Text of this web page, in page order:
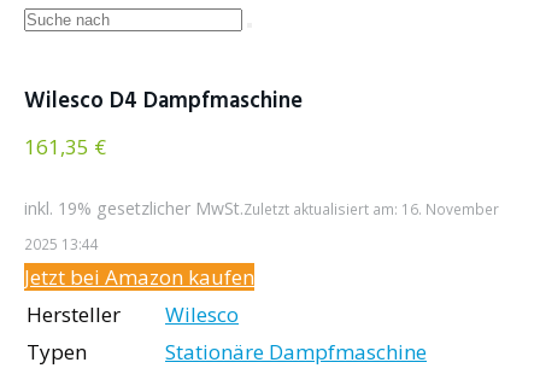
Wilesco D4 Dampfmaschine
161,35 €
inkl. 19% gesetzlicher MwSt.Zuletzt aktualisiert am: 16. November
2025 13:44
Jetzt bei Amazon kaufen
Hersteller
Wilesco
Typen
Stationäre Dampfmaschine